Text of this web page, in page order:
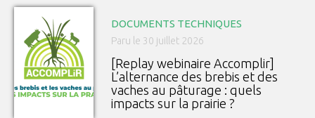
DOCUMENTS TECHNIQUES
Paru le 30 juillet 2026
[Replay webinaire Accomplir]
L’alternance des brebis et des
vaches au pâturage : quels
impacts sur la prairie ?